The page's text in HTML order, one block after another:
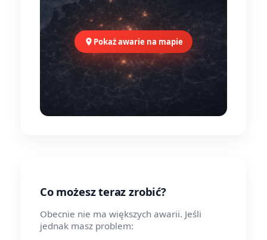
Pokaż awarie na mapie
Co możesz teraz zrobić?
Obecnie nie ma większych awarii. Jeśli
jednak masz problem: